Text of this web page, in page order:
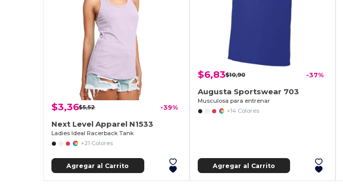
$3,36$5,52 -39%
Next Level Apparel N1533
Ladies Ideal Racerback Tank
+21 Colores
Agregar al Carrito
$6,83$10,90 -37%
Augusta Sportswear 703
Musculosa para entrenar
+14 Colores
Agregar al Carrito